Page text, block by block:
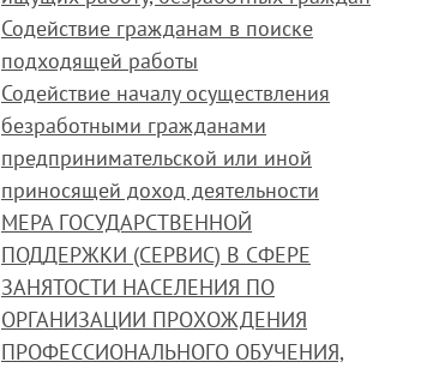
Содействие гражданам в поиске
подходящей работы
Содействие началу осуществления
безработными гражданами
предпринимательской или иной
приносящей доход деятельности
МЕРА ГОСУДАРСТВЕННОЙ
ПОДДЕРЖКИ (СЕРВИС) В СФЕРЕ
ЗАНЯТОСТИ НАСЕЛЕНИЯ ПО
ОРГАНИЗАЦИИ ПРОХОЖДЕНИЯ
ПРОФЕССИОНАЛЬНОГО ОБУЧЕНИЯ,